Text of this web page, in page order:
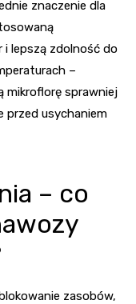
znaczenie dla
lepszą zdolność do
–
mikroflorę sprawniej
przed usychaniem
– co
zasobów,